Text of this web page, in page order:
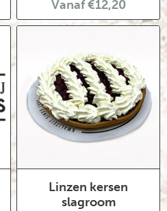
Vanaf €12,20
Linzen kersen
slagroom